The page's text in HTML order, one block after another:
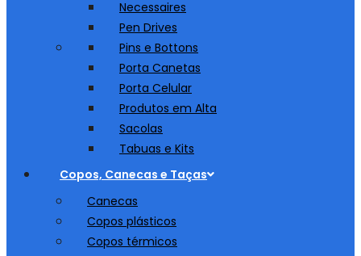
Necessaires
Pen Drives
Pins e Bottons
Porta Canetas
Porta Celular
Produtos em Alta
Sacolas
Tabuas e Kits
Copos, Canecas e Taças
Canecas
Copos plásticos
Copos térmicos